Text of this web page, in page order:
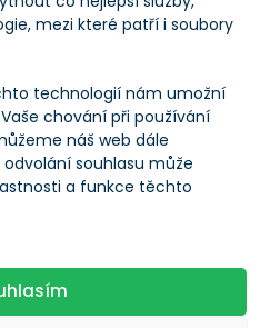
mezi které patří i soubory
technologií nám umožní
chování při používání
náš web dále
souhlasu může
a funkce těchto
svůj první
jak společnosti
vstoupita začít vydávat
se o vyčerpávající návod,
možností a základních
NFT je brán jako